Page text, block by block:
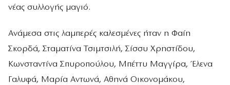
νέας συλλογής μαγιό.
Ανάμεσα στις λαμπερές καλεσμένες ήταν η Φαίη
Σκορδά, Σταματίνα Τσιμτσιλή, Σίσσυ Χρηστίδου,
Κωνσταντίνα Σπυροπούλου, Μπέττυ Μαγγίρα, Έλενα
Γαλυφά, Μαρία Αντωνά, Αθηνά Οικονομάκου,